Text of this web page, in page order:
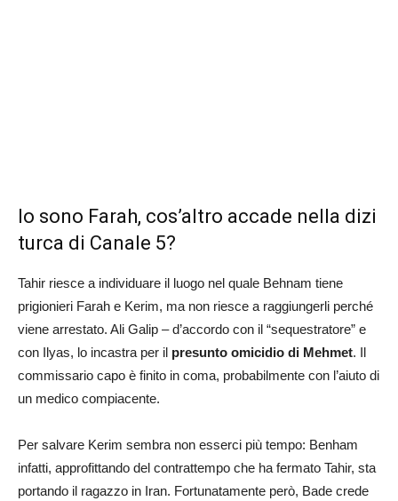
Io sono Farah, cos’altro accade nella dizi
turca di Canale 5?
Tahir riesce a individuare il luogo nel quale Behnam tiene
prigionieri Farah e Kerim, ma non riesce a raggiungerli perché
viene arrestato. Ali Galip – d’accordo con il “sequestratore” e
con Ilyas, lo incastra per il presunto omicidio di Mehmet. Il
commissario capo è finito in coma, probabilmente con l’aiuto di
un medico compiacente.
Per salvare Kerim sembra non esserci più tempo: Benham
infatti, approfittando del contrattempo che ha fermato Tahir, sta
portando il ragazzo in Iran. Fortunatamente però, Bade crede